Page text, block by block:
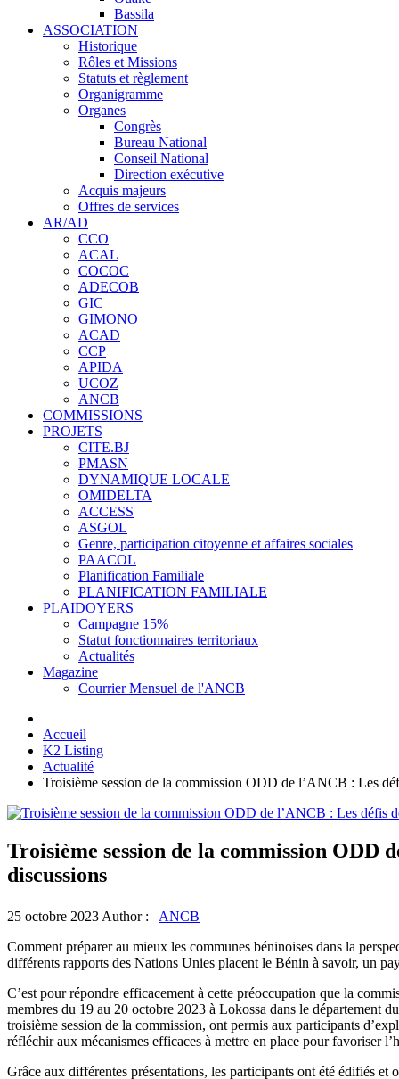
Bassila
ASSOCIATION
Historique
Rôles et Missions
Statuts et règlement
Organigramme
Organes
Congrès
Bureau National
Conseil National
Direction exécutive
Acquis majeurs
Offres de services
AR/AD
CCO
ACAL
COCOC
ADECOB
GIC
GIMONO
ACAD
CCP
APIDA
UCOZ
ANCB
COMMISSIONS
PROJETS
CITE.BJ
PMASN
DYNAMIQUE LOCALE
OMIDELTA
ACCESS
ASGOL
Genre, participation citoyenne et affaires sociales
PAACOL
Planification Familiale
PLANIFICATION FAMILIALE
PLAIDOYERS
Campagne 15%
Statut fonctionnaires territoriaux
Actualités
Magazine
Courrier Mensuel de l'ANCB
Accueil
K2 Listing
Actualité
Troisième session de la commission ODD de l’ANCB : Les
Troisième session de la commission ODD
discussions
25 octobre 2023 Author : ANCB
Comment préparer au mieux les communes béninoises dans la
différents rapports des Nations Unies placent le Bénin à savoir, un
C’est pour répondre efficacement à cette préoccupation que la
membres du 19 au 20 octobre 2023 à Lokossa dans le département
troisième session de la commission, ont permis aux participants
réfléchir aux mécanismes efficaces à mettre en place pour favoriser
Grâce aux différentes présentations, les participants ont été édifiés